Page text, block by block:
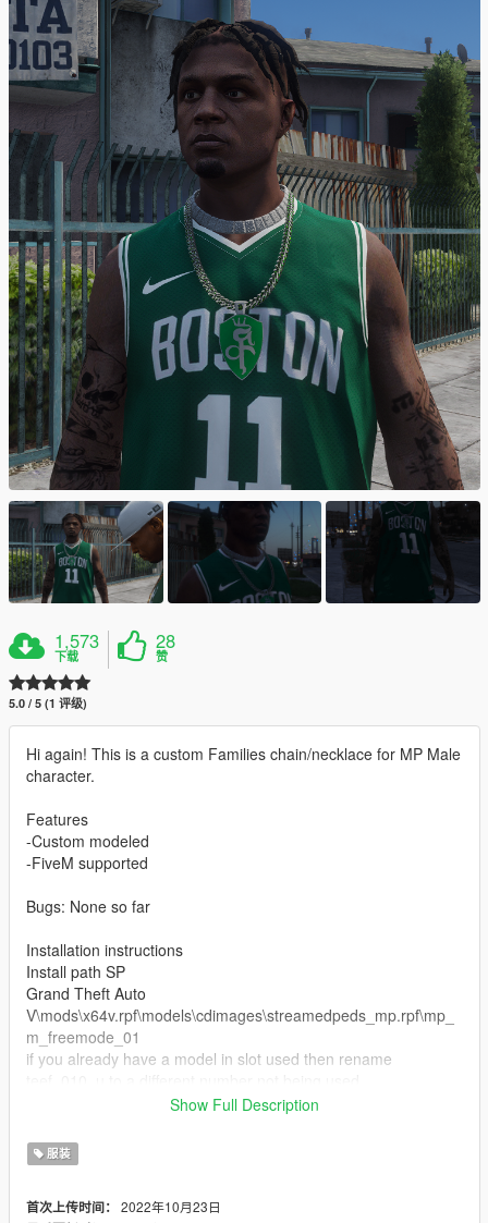
1,573
下载
28
赞
5.0 / 5 (1 评级)
Hi again! This is a custom Families chain/necklace for MP Male
character.
Features
-Custom modeled
-FiveM supported
Bugs: None so far
Installation instructions
Install path SP
Grand Theft Auto
V\mods\x64v.rpf\models\cdimages\streamedpeds_mp.rpf\mp_
m_freemode_01
if you already have a model in slot used then rename
1. Rename files to desired names, and place in FiveM stream
folder.
Show Full Description
服装
首次上传时间： 2022年10月23日